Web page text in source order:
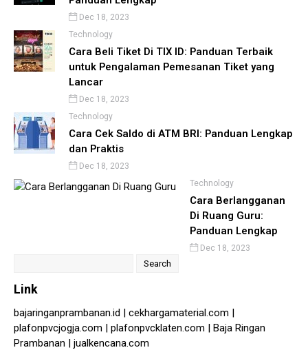
Dec 18, 2023
Technology
Cara Beli Tiket Di TIX ID: Panduan Terbaik
untuk Pengalaman Pemesanan Tiket yang
Lancar
Dec 18, 2023
Technology
Cara Cek Saldo di ATM BRI: Panduan Lengkap
dan Praktis
Dec 18, 2023
Technology
Cara Berlangganan
Di Ruang Guru:
Panduan Lengkap
Dec 18, 2023
Link
bajaringanprambanan.id | cekhargamaterial.com |
plafonpvcjogja.com | plafonpvcklaten.com | Baja Ringan
Prambanan | jualkencana.com